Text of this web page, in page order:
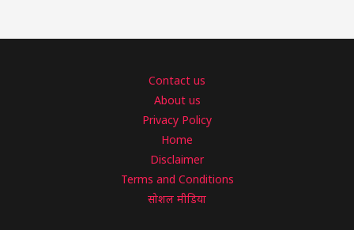
Contact us
About us
Privacy Policy
Home
Disclaimer
Terms and Conditions
सोशल मीडिया